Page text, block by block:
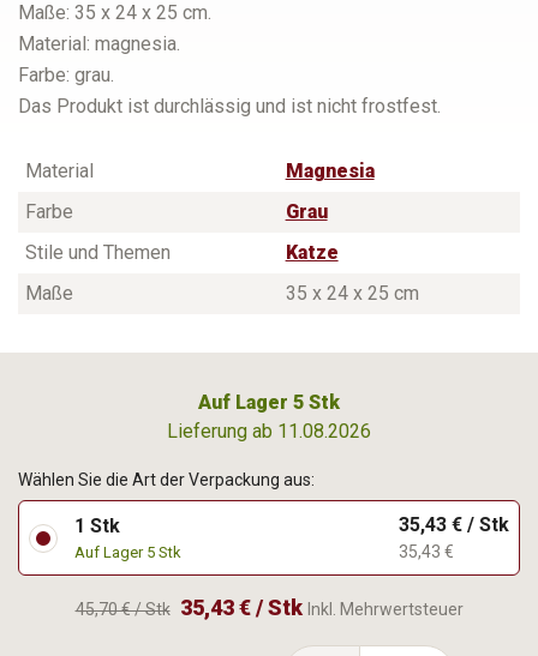
Maße: 35 x 24 x 25 cm.
Material: magnesia.
Farbe: grau.
Das Produkt ist durchlässig und ist nicht frostfest.
Material
Magnesia
Farbe
Grau
Stile und Themen
Katze
Maße
35 x 24 x 25 cm
Auf Lager 5 Stk
Lieferung ab 11.08.2026
Wählen Sie die Art der Verpackung aus:
1 Stk
Auf Lager 5 Stk
35,43 € / Stk
35,43 €
45,70 € / Stk 35,43 € / Stk Inkl. Mehrwertsteuer